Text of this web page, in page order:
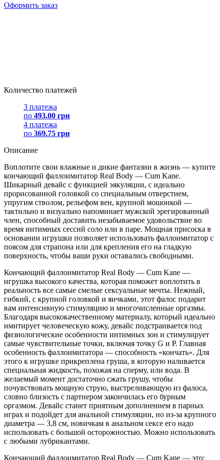
Оформить заказ
Количество платежей
3 платежа
по 493.00 грн
4 платежа
по 369.75 грн
Описание
Воплотите свои влажные и дикие фантазии в жизнь — купите
кончающий фаллоимитатор Real Body — Cum Kane.
Шикарный девайс с функцией эякуляции, с идеально
прорисованной головкой со специальным отверстием,
упругим стволом, рельефом вен, крупной мошонкой —
тактильно и визуально напоминает мужской эрегированный
член, способный доставить незабываемое удовольствие во
время интимных сессий соло или в паре. Мощная присоска в
основании игрушки позволяет использовать фаллоимитатор с
поясом для страпона или для крепления его на гладкую
поверхность, чтобы ваши руки оставались свободными.
Кончающий фаллоимитатор Real Body — Cum Kane —
игрушка высокого качества, которая поможет воплотить в
реальность все самые смелые сексуальные мечты. Нежный,
гибкий, с крупной головкой и яичками, этот фалос подарит
вам интенсивную стимуляцию и многочисленные оргазмы.
Благодаря высококачественному материалу, который идеально
имитирует человеческую кожу, девайс подстраивается под
физиологические особенности интимных зон и стимулирует
самые чувствительные точки, включая точку G и P. Главная
особенность фаллоимитатора — способность «кончать». Для
этого к игрушке прикреплена груша, в которую наливается
специальная жидкость, похожая на сперму, или вода. В
желаемый момент достаточно сжать грушу, чтобы
почувствовать мощную струю, выстреливающую из фалоса,
словно близость с партнером закончилась его бурным
оргазмом. Девайс станет приятным дополнением в парных
играх и подойдет для анальной стимуляции, но из-за крупного
диаметра — 3,8 см, новичкам в анальном сексе его надо
использовать с большой осторожностью. Можно использовать
с любыми лубрикантами.
Кончающий фаллоимитатор Real Body — Cum Kane — это: